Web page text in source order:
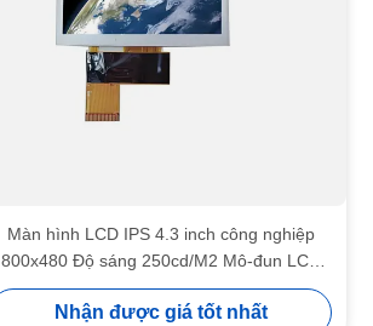
Màn hình LCD IPS 4.3 inch công nghiệp
800x480 Độ sáng 250cd/M2 Mô-đun LCD
TFT
Nhận được giá tốt nhất